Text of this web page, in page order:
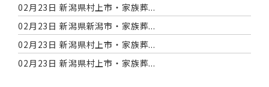
02月23日 新潟県村上市・家族葬...
02月23日 新潟県新潟市・家族葬...
02月23日 新潟県村上市・家族葬...
02月23日 新潟県村上市・家族葬...